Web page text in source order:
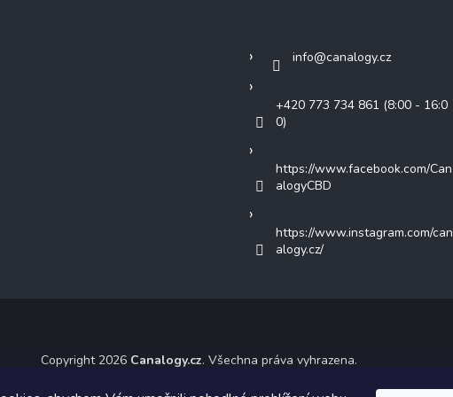
info@canalogy.cz
+420 773 734 861 (8:00 - 16:0
0)
https://www.facebook.com/Can
alogyCBD
https://www.instagram.com/can
alogy.cz/
Copyright 2026 Canalogy.cz. Všechna práva vyhrazena.
Shoptetak.cz.